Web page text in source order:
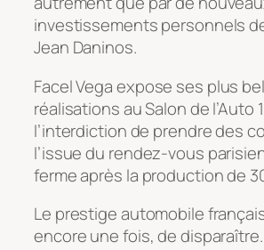
investissements personnels
Jean Daninos.
Facel Vega expose ses plus
réalisations au Salon de l’Auto
l’interdiction de prendre des
l’issue du rendez-vous
ferme après la production de
Le prestige automobile
encore une fois, de disparaître.